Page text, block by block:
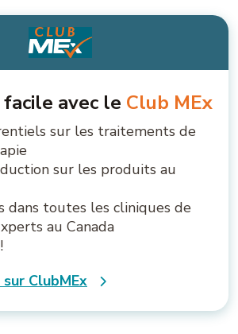
avec le Club MEx
sur les traitements de
sur les produits au
dans toutes les cliniques de
au Canada
ClubMEx